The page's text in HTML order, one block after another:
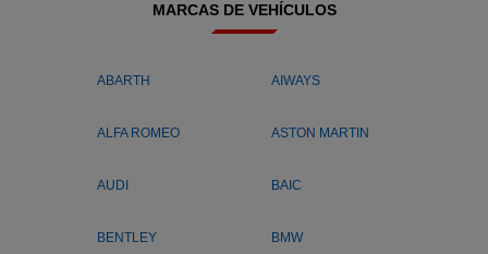
MARCAS DE VEHÍCULOS
ABARTH AIWAYS
ALFA ROMEO ASTON MARTIN
AUDI BAIC
BENTLEY BMW